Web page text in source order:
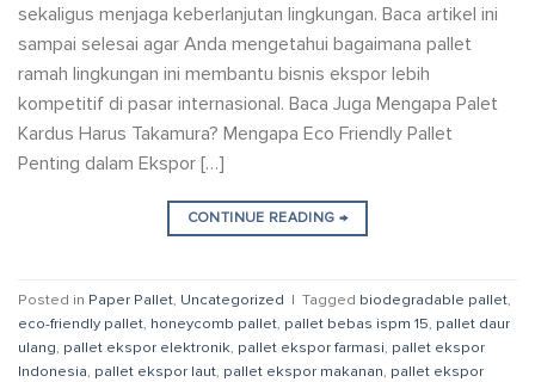
sekaligus menjaga keberlanjutan lingkungan. Baca artikel ini
sampai selesai agar Anda mengetahui bagaimana pallet
ramah lingkungan ini membantu bisnis ekspor lebih
kompetitif di pasar internasional. Baca Juga Mengapa Palet
Kardus Harus Takamura? Mengapa Eco Friendly Pallet
Penting dalam Ekspor […]
CONTINUE READING →
Posted in Paper Pallet, Uncategorized | Tagged biodegradable pallet,
eco-friendly pallet, honeycomb pallet, pallet bebas ispm 15, pallet daur
ulang, pallet ekspor elektronik, pallet ekspor farmasi, pallet ekspor
Indonesia, pallet ekspor laut, pallet ekspor makanan, pallet ekspor